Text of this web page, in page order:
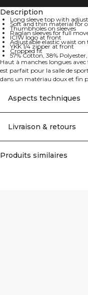
Description
Long sleeve top with
Soft and thin material for
Thumbholes on sleeves
Raglan sleeves for full
ICIW logo at front
Adjustable elastic waist on
YKK 1/4 zipper at front
Cropped fit
57% Cotton, 38%
Haut à manches longues
est parfait pour la salle de
dans un matériau doux et fin
Manches raglan pour une
d'autres pièces de la
d'un logo ICIW à l'avant et
Aspects techniques
Livraison & retours
Produits similaires